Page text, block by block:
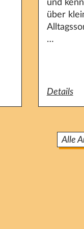
in
und
über
…
Details
zum
Alle